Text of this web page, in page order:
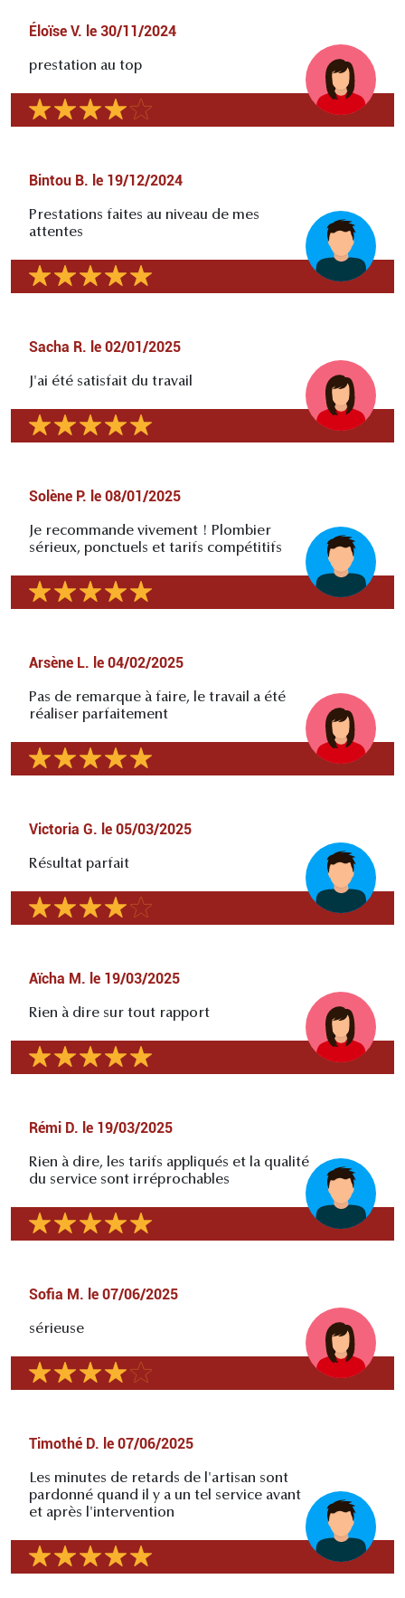
Éloïse V. le 30/11/2024
prestation au top
Bintou B. le 19/12/2024
Prestations faites au niveau de mes
attentes
Sacha R. le 02/01/2025
J'ai été satisfait du travail
Solène P. le 08/01/2025
Je recommande vivement ! Plombier
sérieux, ponctuels et tarifs compétitifs
Arsène L. le 04/02/2025
Pas de remarque à faire, le travail a été
réaliser parfaitement
Victoria G. le 05/03/2025
Résultat parfait
Aïcha M. le 19/03/2025
Rien à dire sur tout rapport
Rémi D. le 19/03/2025
Rien à dire, les tarifs appliqués et la qualité
du service sont irréprochables
Sofia M. le 07/06/2025
sérieuse
Timothé D. le 07/06/2025
Les minutes de retards de l'artisan sont
pardonné quand il y a un tel service avant
et après l'intervention